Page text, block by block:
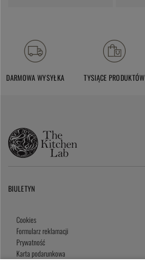
DARMOWA WYSYŁKA TYSIĄCE PRODUKTÓW
BIULETYN
Cookies
Formularz reklamacji
Prywatność
Karta podarunkowa